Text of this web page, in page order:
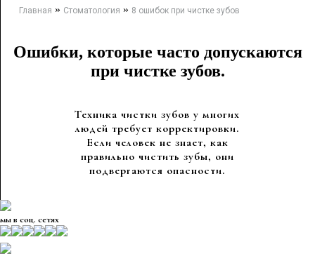
Главная » Стоматология » 8 ошибок при чистке зубов
Ошибки, которые часто допускаются
при чистке зубов.
Техника чистки зубов у многих
людей требует корректировки.
Если человек не знает, как
правильно чистить зубы, они
подвергаются опасности.
мы в соц. сетях